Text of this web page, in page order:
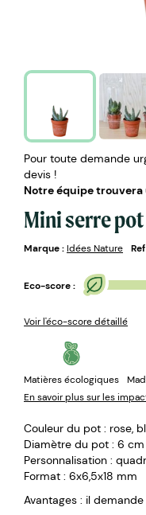
Pour toute demande
devis !
Notre équipe
Mini serre
Marque :Idées Nature
Eco-score :
Voir l'éco-score détaillé
Matières écologiques
En savoir plus sur les
Couleur du pot : rose,
Diamètre du pot : 6 cm
Personnalisation :
Format : 6x6,5x18 mm
Avantages : il